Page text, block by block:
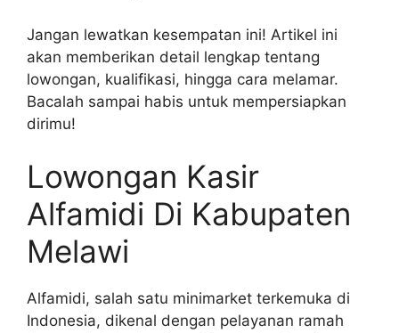
Jangan lewatkan kesempatan ini! Artikel ini
akan memberikan detail lengkap tentang
lowongan, kualifikasi, hingga cara melamar.
Bacalah sampai habis untuk mempersiapkan
dirimu!
Lowongan Kasir
Alfamidi Di Kabupaten
Melawi
Alfamidi, salah satu minimarket terkemuka di
Indonesia, dikenal dengan pelayanan ramah